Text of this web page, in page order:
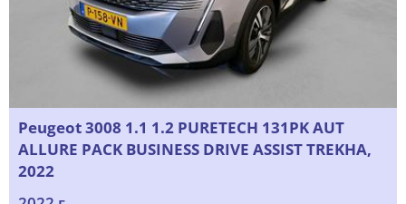
Peugeot 3008 1.1 1.2 PURETECH 131PK AUT
ALLURE PACK BUSINESS DRIVE ASSIST TREKHA,
2022